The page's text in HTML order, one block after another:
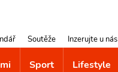
Soutěže Inzerujte u nás
Sport Lifestyle